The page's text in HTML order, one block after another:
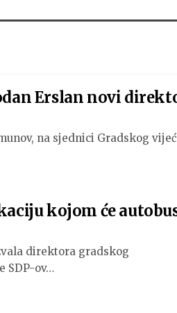
Erslan novi
na sjednici Gradskog
kojom će
direktora gradskog
SDP-ov…